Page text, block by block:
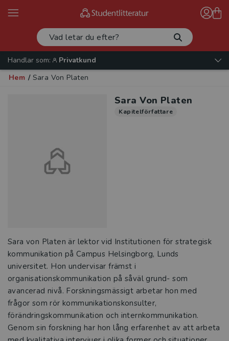
Handlar som:
Privatkund
Hem / Sara Von Platen
Sara Von Platen
Kapitelförfattare
Sara von Platen är lektor vid Institutionen för strategisk
kommunikation på Campus Helsingborg, Lunds
universitet. Hon undervisar främst i
organisationskommunikation på såväl grund- som
avancerad nivå. Forskningsmässigt arbetar hon med
frågor som rör kommunikationskonsulter,
förändringskommunikation och internkommunikation.
Genom sin forskning har hon lång erfarenhet av att arbeta